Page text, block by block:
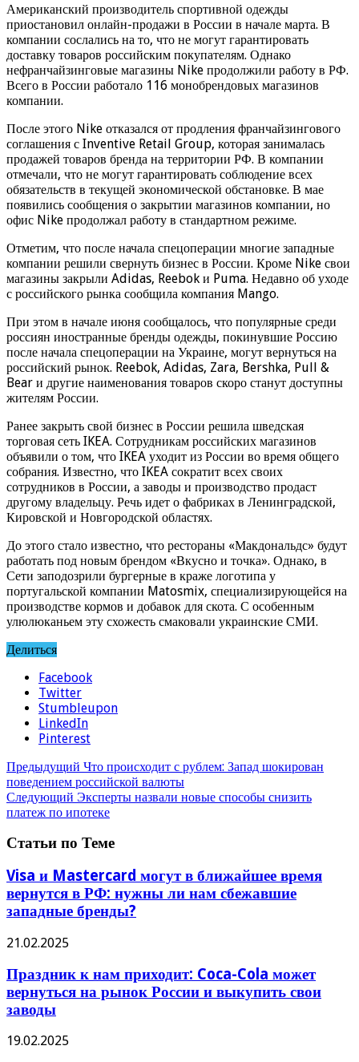
Американский производитель спортивной одежды
приостановил онлайн-продажи в России в начале марта. В
компании сослались на то, что не могут гарантировать
доставку товаров российским покупателям. Однако
нефранчайзинговые магазины Nike продолжили работу в РФ.
Всего в России работало 116 монобрендовых магазинов
компании.
После этого Nike отказался от продления франчайзингового
соглашения с Inventive Retail Group, которая занималась
продажей товаров бренда на территории РФ. В компании
отмечали, что не могут гарантировать соблюдение всех
обязательств в текущей экономической обстановке. В мае
появились сообщения о закрытии магазинов компании, но
офис Nike продолжал работу в стандартном режиме.
Отметим, что после начала спецоперации многие западные
компании решили свернуть бизнес в России. Кроме Nike свои
магазины закрыли Adidas, Reebok и Puma. Недавно об уходе
с российского рынка сообщила компания Mango.
При этом в начале июня сообщалось, что популярные среди
россиян иностранные бренды одежды, покинувшие Россию
после начала спецоперации на Украине, могут вернуться на
российский рынок. Reebok, Adidas, Zara, Bershka, Pull &
Bear и другие наименования товаров скоро станут доступны
жителям России.
Ранее закрыть свой бизнес в России решила шведская
торговая сеть IKEA. Сотрудникам российских магазинов
объявили о том, что IKEA уходит из России во время общего
собрания. Известно, что IKEA сократит всех своих
сотрудников в России, а заводы и производство продаст
другому владельцу. Речь идет о фабриках в Ленинградской,
Кировской и Новгородской областях.
До этого стало известно, что рестораны «Макдональдс» будут
работать под новым брендом «Вкусно и точка». Однако, в
Сети заподозрили бургерные в краже логотипа у
португальской компании Matosmix, специализирующейся на
производстве кормов и добавок для скота. С особенным
улюлюканьем эту схожесть смаковали украинские СМИ.
Делиться
Facebook
Twitter
Stumbleupon
LinkedIn
Pinterest
Предыдущий Что происходит с рублем: Запад шокирован
поведением российской валюты
Следующий Эксперты назвали новые способы снизить
платеж по ипотеке
Статьи по Теме
Visa и Mastercard могут в ближайшее время
вернутся в РФ: нужны ли нам сбежавшие
западные бренды?
21.02.2025
Праздник к нам приходит: Coca-Cola может
вернуться на рынок России и выкупить свои
заводы
19.02.2025